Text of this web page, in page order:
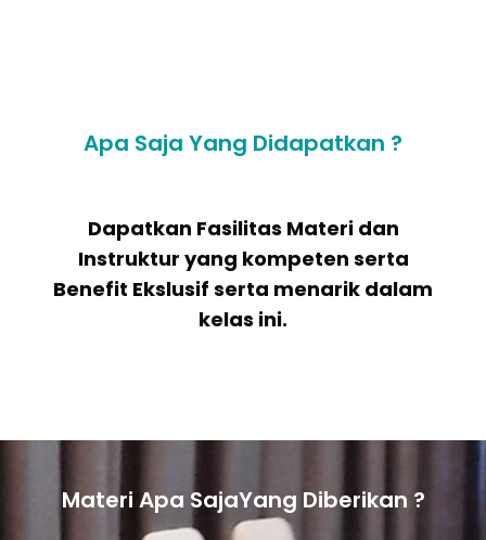
Apa Saja Yang Didapatkan ?
Dapatkan Fasilitas Materi dan
Instruktur yang kompeten serta
Benefit Ekslusif serta menarik dalam
kelas ini.
Materi Apa SajaYang Diberikan ?